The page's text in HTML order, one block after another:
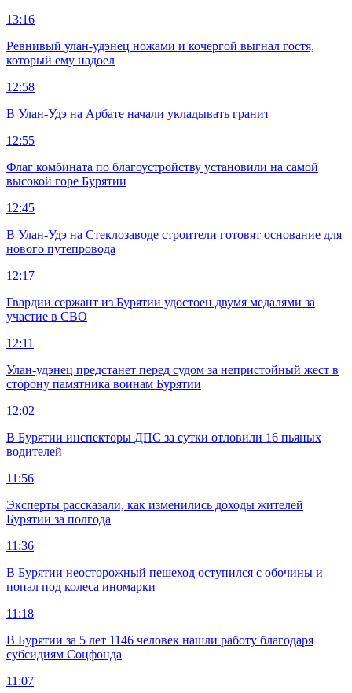
13:16
Ревнивый улан-удэнец ножами и кочергой выгнал гостя,
который ему надоел
12:58
В Улан-Удэ на Арбате начали укладывать гранит
12:55
Флаг комбината по благоустройству установили на самой
высокой горе Бурятии
12:45
В Улан-Удэ на Стеклозаводе строители готовят основание для
нового путепровода
12:17
Гвардии сержант из Бурятии удостоен двумя медалями за
участие в СВО
12:11
Улан-удэнец предстанет перед судом за непристойный жест в
сторону памятника воинам Бурятии
12:02
В Бурятии инспекторы ДПС за сутки отловили 16 пьяных
водителей
11:56
Эксперты рассказали, как изменились доходы жителей
Бурятии за полгода
11:36
В Бурятии неосторожный пешеход оступился с обочины и
попал под колеса иномарки
11:18
В Бурятии за 5 лет 1146 человек нашли работу благодаря
субсидиям Соцфонда
11:07